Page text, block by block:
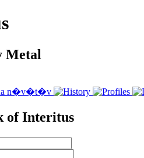
Metal
of Interitus